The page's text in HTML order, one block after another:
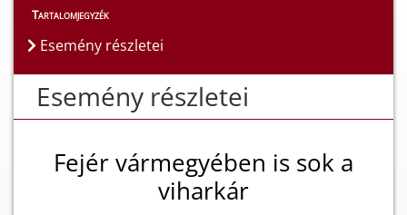
Esemény részletei
Tartalomjegyzék
Esemény részletei
Esemény részletei
Fejér vármegyében is sok a
viharkár